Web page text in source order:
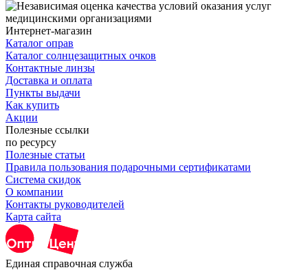
Интернет-магазин
Каталог оправ
Каталог солнцезащитных очков
Контактные линзы
Доставка и оплата
Пункты выдачи
Как купить
Акции
Полезные ссылки
по ресурсу
Полезные статьи
Правила пользования подарочными сертификатами
Система скидок
О компании
Контакты руководителей
Карта сайта
Единая справочная служба